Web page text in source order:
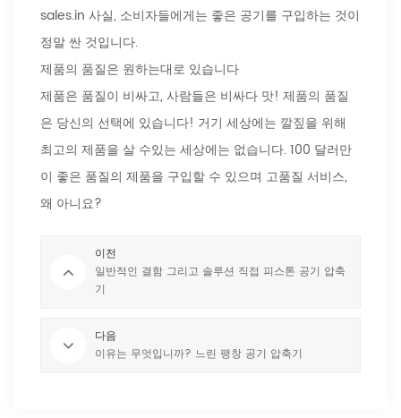
sales.in 사실, 소비자들에게는 좋은 공기를 구입하는 것이
정말 싼 것입니다.
제품의 품질은 원하는대로 있습니다
제품은 품질이 비싸고, 사람들은 비싸다 맛! 제품의 품질
은 당신의 선택에 있습니다! 거기 세상에는 깔짚을 위해
최고의 제품을 살 수있는 세상에는 없습니다. 100 달러만
이 좋은 품질의 제품을 구입할 수 있으며 고품질 서비스, ​​
왜 아니요?
이전
일반적인 결함 그리고 솔루션 직접 피스톤 공기 압축
기
다음
이유는 무엇입니까? 느린 팽창 공기 압축기